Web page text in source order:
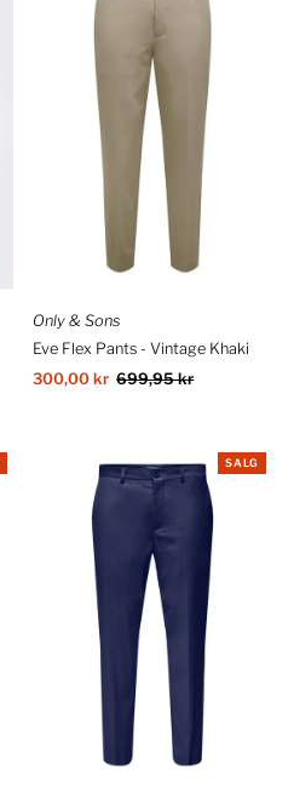
Only & Sons
Eve Flex Pants - Vintage Khaki
Salgspris
300,00 kr Ordinær
699,95 kr
SALG